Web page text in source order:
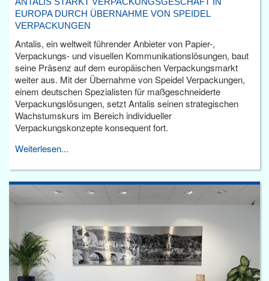
EUROPA DURCH ÜBERNAHME VON SPEIDEL
VERPACKUNGEN
Antalis, ein weltweit führender Anbieter von Papier-,
Verpackungs- und visuellen Kommunikationslösungen, baut
seine Präsenz auf dem europäischen Verpackungsmarkt
weiter aus. Mit der Übernahme von Speidel Verpackungen,
einem deutschen Spezialisten für maßgeschneiderte
Verpackungslösungen, setzt Antalis seinen strategischen
Wachstumskurs im Bereich individueller
Verpackungskonzepte konsequent fort.
Weiterlesen...